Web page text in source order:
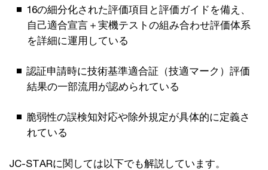
16の細分化された評価項目と評価ガイドを備え、
自己適合宣言＋実機テストの組み合わせ評価体系
を詳細に運用している
認証申請時に技術基準適合証（技適マーク）評価
結果の一部流用が認められている
脆弱性の誤検知対応や除外規定が具体的に定義さ
れている
JC-STARに関しては以下でも解説しています。